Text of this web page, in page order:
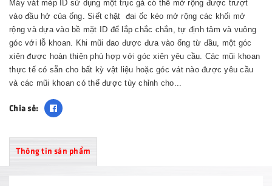
Máy vát mép ID sử dụng một trục gá có thể mở rộng được trượt
vào đầu hở của ống. Siết chặt đai ốc kéo mở rộng các khối mở
rộng và dựa vào bề mặt ID để lắp chắc chắn, tự định tâm và vuông
góc với lỗ khoan. Khi mũi dao được đưa vào ống từ đầu, một góc
xiên được hoàn thiện phù hợp với góc xiên yêu cầu. Các mũi khoan
thực tế có sẵn cho bất kỳ vật liệu hoặc góc vát nào được yêu cầu
và các mũi khoan có thể được tùy chỉnh cho...
Chia sẻ:
Thông tin sản phẩm